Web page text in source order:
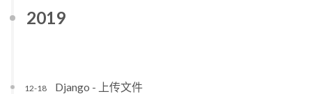
2019
12-18 Django - 上传文件